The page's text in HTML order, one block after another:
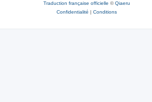
Traduction française officielle ©Qiaeru
Confidentialité | Conditions